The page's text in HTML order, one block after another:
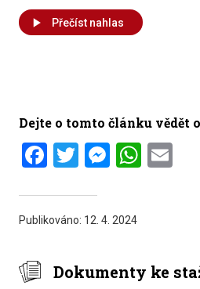
Přečíst nahlas
Dejte o tomto článku vědět
Facebook
Twitter
Publikováno: 12. 4. 2024
Dokumenty ke